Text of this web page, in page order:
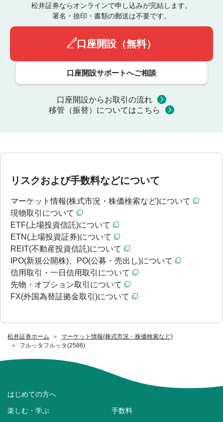
松井証券ホーム
マーケット情報(株式市況・株価検索など)
フルッタフルッタ(2586)
松井証券ならオンラインで申し込みが完結します。
署名・捺印・書類の郵送は不要です。
口座開設（無料）
口座開設サポートへご相談
口座開設からお取引の流れ
移管（振替）についてはこちら
リスクおよび手数料などについて
マーケット情報(株式市況・株価検索など)について
現物取引について
ETF(上場投資信託)について
ETN(上場投資証券)について
REIT(不動産投資信託)について
IPO(新規公開株)、PO(公募・売出し)について
信用取引・一日信用取引について
先物・オプション取引について
FX(外国為替証拠金取引)について
はじめての方へ
楽しむ・学ぶ 手数料